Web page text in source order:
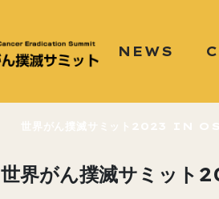
NEWS
世界がん撲滅サミット2023 IN
世界がん撲滅サミッ